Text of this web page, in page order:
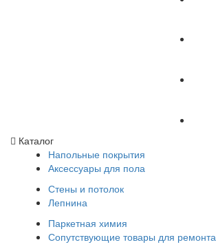
Каталог
Напольные покрытия
Аксессуары для пола
Стены и потолок
Лепнина
Паркетная химия
Сопутствующие товары для ремонта